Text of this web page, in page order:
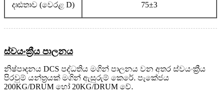
දෘඪතාව (වෙරළ D) 75±3
ස්වයංක්‍රීය පාලනය
නිෂ්පාදනය DCS පද්ධතිය මගින් පාලනය වන අතර ස්වයංක්‍රීය
පිරවුම් යන්ත්‍රයක් මගින් ඇසුරුම් කෙරේ. පැකේජය
200KG/DRUM හෝ 20KG/DRUM වේ.